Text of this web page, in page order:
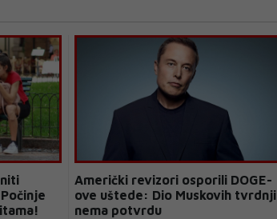
Američki revizori osporili DOGE-
ove uštede: Dio Muskovih tvrdnji
nema potvrdu